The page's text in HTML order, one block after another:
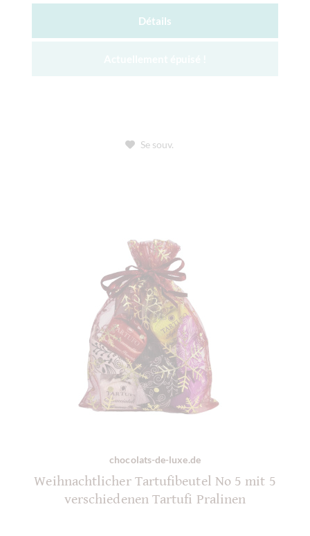
Détails
Se souv.
chocolats-de-luxe.de
Weihnachtlicher Tartufibeutel No 5 mit 5
verschiedenen Tartufi Pralinen